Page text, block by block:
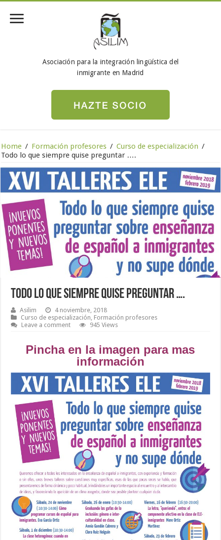
Asociación para la integración lingüística del
inmigrante en Madrid
Home / Formación profesores / Curso de especialización /
Todo lo que siempre quise preguntar ….
Todo lo que siempre quise preguntar ….
Asilim
4 noviembre, 2018
Curso de especialización, Formación profesores
Leave a comment
945 Views
Pincha en la imagen para mas
información